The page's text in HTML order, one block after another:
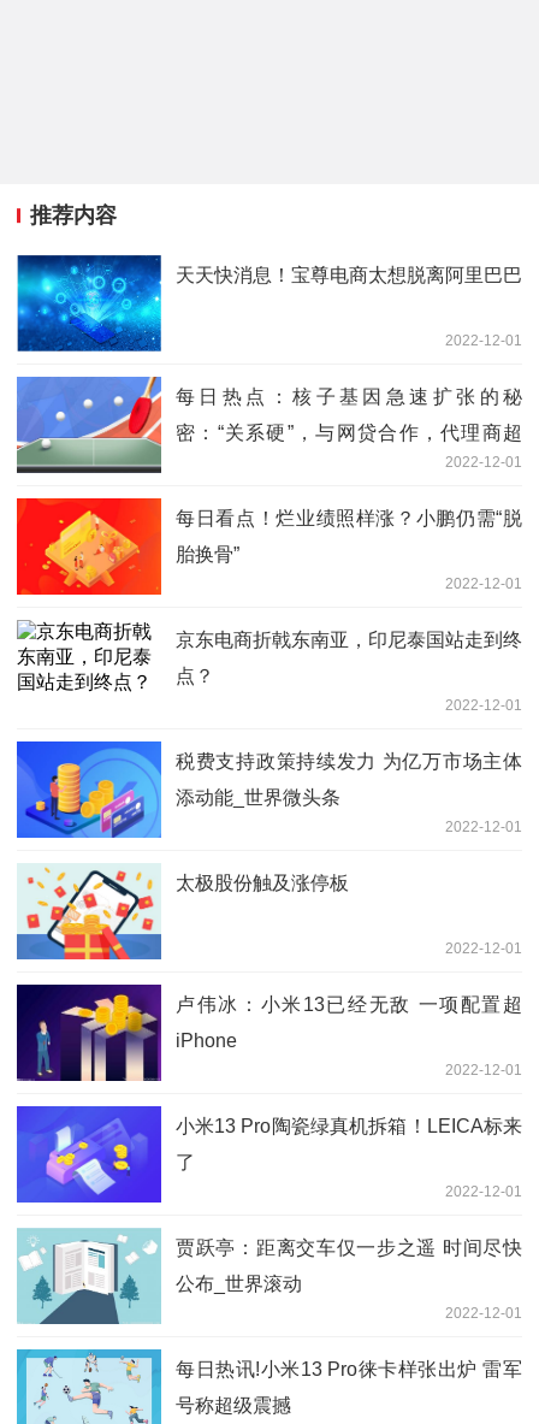
推荐内容
天天快消息！宝尊电商太想脱离阿里巴巴
2022-12-01
每日热点：核子基因急速扩张的秘
密：“关系硬”，与网贷合作，代理商超
2022-12-01
每日看点！烂业绩照样涨？小鹏仍需“脱
胎换骨”
2022-12-01
京东电商折戟东南亚，印尼泰国站走到终
点？
2022-12-01
税费支持政策持续发力 为亿万市场主体
添动能_世界微头条
2022-12-01
太极股份触及涨停板
2022-12-01
卢伟冰：小米13已经无敌 一项配置超
iPhone
2022-12-01
小米13 Pro陶瓷绿真机拆箱！LEICA标来
了
2022-12-01
贾跃亭：距离交车仅一步之遥 时间尽快
公布_世界滚动
2022-12-01
每日热讯!小米13 Pro徕卡样张出炉 雷军
号称超级震撼